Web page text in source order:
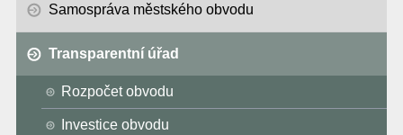
Samospráva městského obvodu
Transparentní úřad
Rozpočet obvodu
Investice obvodu